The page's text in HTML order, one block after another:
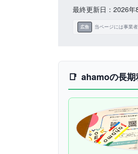
最終更新日：2026年
広告 当ページには事業
ahamoの長期